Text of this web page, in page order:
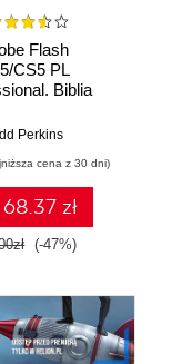
Flash
CS5 PL
Biblia
Perkins
cena z 30 dni)
68.37 zł
(-47%)